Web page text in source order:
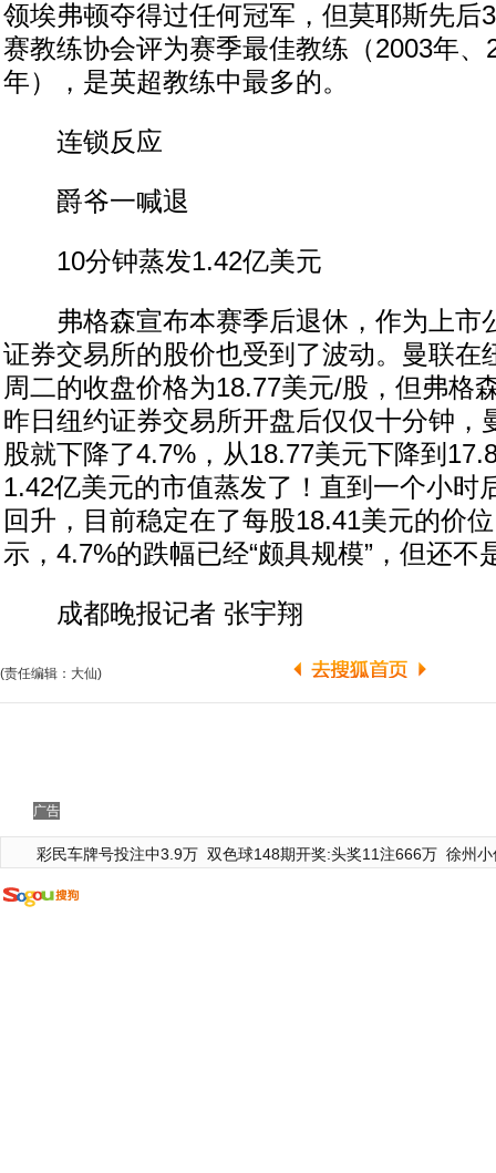
领埃弗顿夺得过任何冠军，但莫耶斯先后
赛教练协会评为赛季最佳教练（2003年、
年），是英超教练中最多的。
连锁反应
爵爷一喊退
10分钟蒸发1.42亿美元
弗格森宣布本赛季后退休，作为上市
证券交易所的股价也受到了波动。曼联在
周二的收盘价格为18.77美元/股，但弗格
昨日纽约证券交易所开盘后仅仅十分钟，
股就下降了4.7%，从18.77美元下降到
1.42亿美元的市值蒸发了！直到一个小时
回升，目前稳定在了每股18.41美元的价
示，4.7%的跌幅已经“颇具规模”，但还不
成都晚报记者 张宇翔
(责任编辑：大仙)
广告
彩民车牌号投注中3.9万 双色球148期开奖:头奖11注666万 徐州